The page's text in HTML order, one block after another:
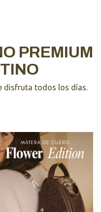
PREMIUM
disfruta todos los días.